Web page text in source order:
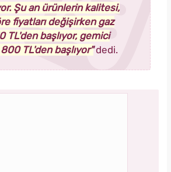
Şu an ürünlerin kalitesi,
fiyatları değişirken gaz
TL'den başlıyor, gemici
TL'den başlıyor"dedi.